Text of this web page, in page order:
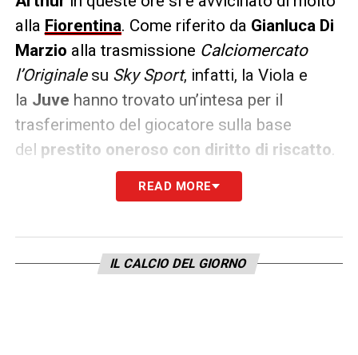
alla Fiorentina. Come riferito da Gianluca Di
Marzio alla trasmissione Calciomercato
l’Originalesu Sky Sport, infatti, la Viola e
la Juve hanno trovato un’intesa per il
trasferimento del giocatore sulla base
del prestito oneroso con diritto di riscatto.
Le parti stanno lavorando sulla
cospicuo alpagamento dell’alto ingaggio
per favorire il trasferimento del
READ MORE
IL CALCIO DEL GIORNO